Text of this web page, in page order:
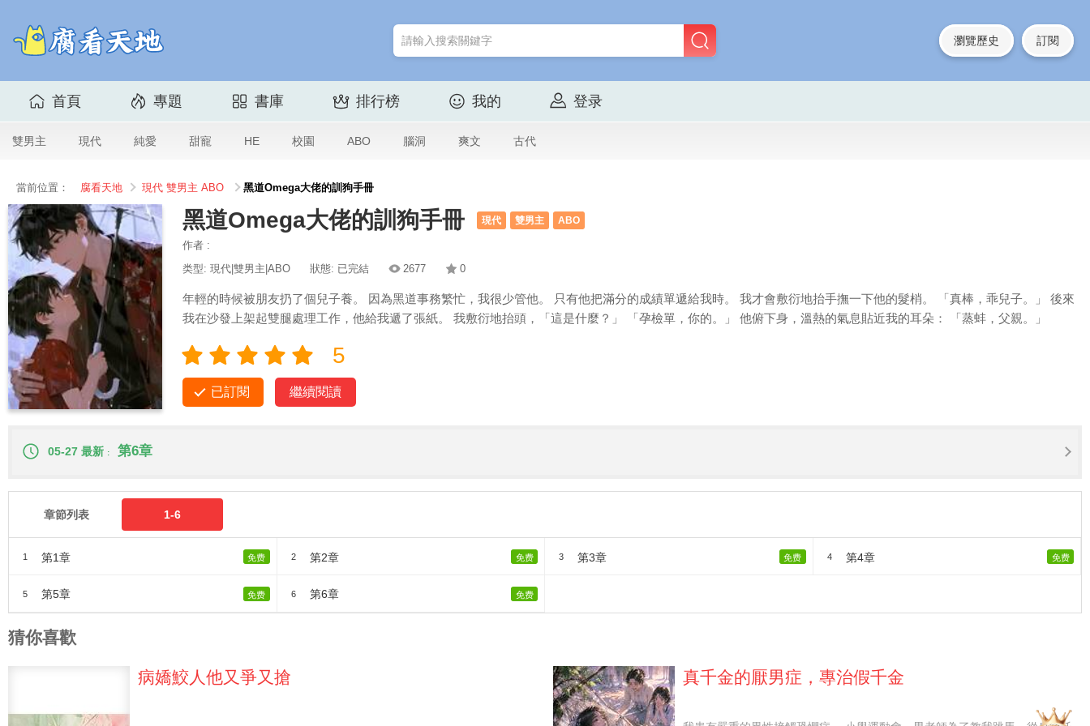
瀏覽歷史 訂閱
首頁 專題 書庫 排行榜 我的 登录
雙男主 現代 純愛 甜寵 HE 校園 ABO 腦洞 爽文 古代
當前位置： 腐看天地 現代 雙男主 ABO 黑道Omega大佬的訓狗手冊
黑道Omega大佬的訓狗手冊 現代 雙男主 ABO
作者 :
类型: 現代|雙男主|ABO 狀態: 已完結 2677 0
年輕的時候被朋友扔了個兒子養。 因為黑道事務繁忙，我很少管他。 只有他把滿分的成績單遞給我時。 我才會敷衍地抬手撫一下他的髮梢。 「真棒，乖兒子。」 後來
我在沙發上架起雙腿處理工作，他給我遞了張紙。 我敷衍地抬頭，「這是什麼？」 「孕檢單，你的。」 他俯下身，溫熱的氣息貼近我的耳朵： 「蒸蚌，父親。」
5
已訂閱 繼續閱讀
05-27 最新 第6章
章節列表 1-6
1 第1章 免费 2 第2章 免费 3 第3章 免费 4 第4章 免费
5 第5章 免费 6 第6章 免费
猜你喜歡
病嬌鮫人他又爭又搶 真千金的厭男症，專治假千金